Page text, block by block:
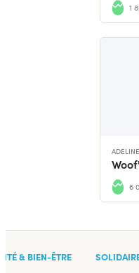
1
ADELINE
6
& BIEN-ÊTRE